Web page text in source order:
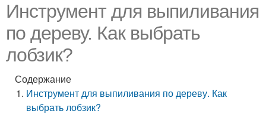
Инструмент для выпиливания
по дереву. Как выбрать
лобзик?
Содержание
Инструмент для выпиливания по дереву. Как
выбрать лобзик?